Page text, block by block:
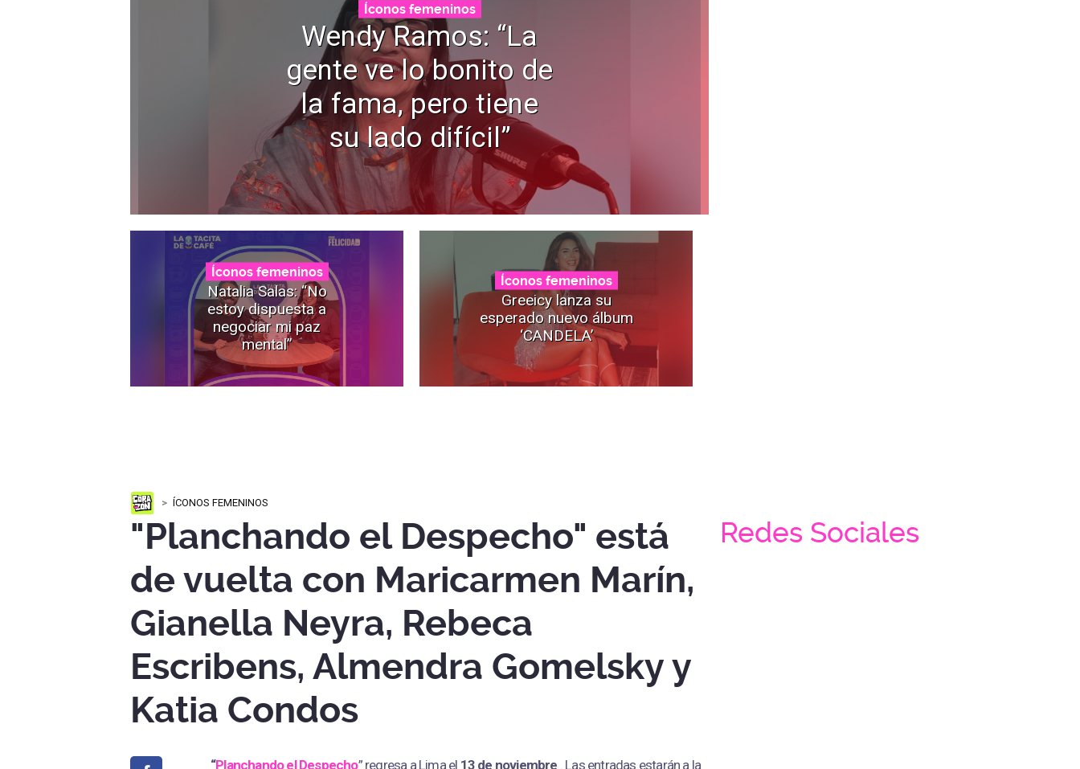
Íconos femeninos
Wendy Ramos: “La
gente ve lo bonito de
la fama, pero tiene
su lado difícil”
Íconos femeninos
Natalia Salas: “No
estoy dispuesta a
negociar mi paz
mental”
Íconos femeninos
Greeicy lanza su
esperado nuevo álbum
‘CANDELA’
ÍCONOS FEMENINOS
"Planchando el Despecho" está
de vuelta con Maricarmen Marín,
Gianella Neyra, Rebeca
Escribens, Almendra Gomelsky y
Katia Condos
“Planchando el Despecho” regresa a Lima el 13 de noviembre . Las entradas estarán a la
Redes Sociales